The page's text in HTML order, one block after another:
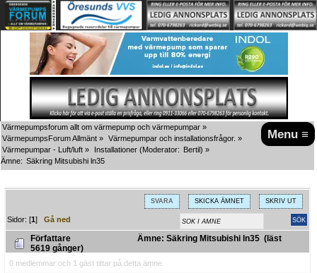
Menu ≡
Värmepumpsforum allt om värmepump och värmepumpar »
VärmepumpsForum Allmänt » Värmepumpar och installationsfrågor. »
Värmepumpar - Luft/luft » Installationer (Moderator: Bertil) »
Ämne: Säkring Mitsubishi ln35
SVARA SKICKA ÄMNET SKRIV UT
Sidor: [1]Gå ned
Författare
Ämne: Säkring Mitsubishi ln35 (läst
5619 gånger)
0 medlemmar och 1 gäst tittar på detta ämne.